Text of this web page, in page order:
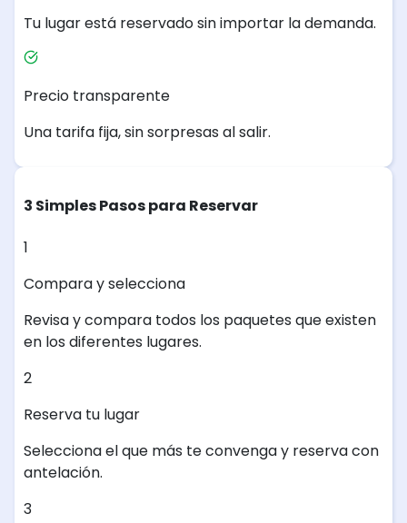
Tu lugar está reservado sin importar la demanda.
Precio transparente
Una tarifa fija, sin sorpresas al salir.
3 Simples Pasos para Reservar
1
Compara y selecciona
Revisa y compara todos los paquetes que existen
en los diferentes lugares.
2
Reserva tu lugar
Selecciona el que más te convenga y reserva con
antelación.
3